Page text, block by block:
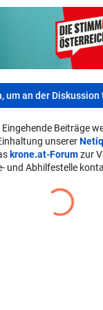
um an der
Beiträge
unserer
krone.at-Forumzur
und Abhilfestelle